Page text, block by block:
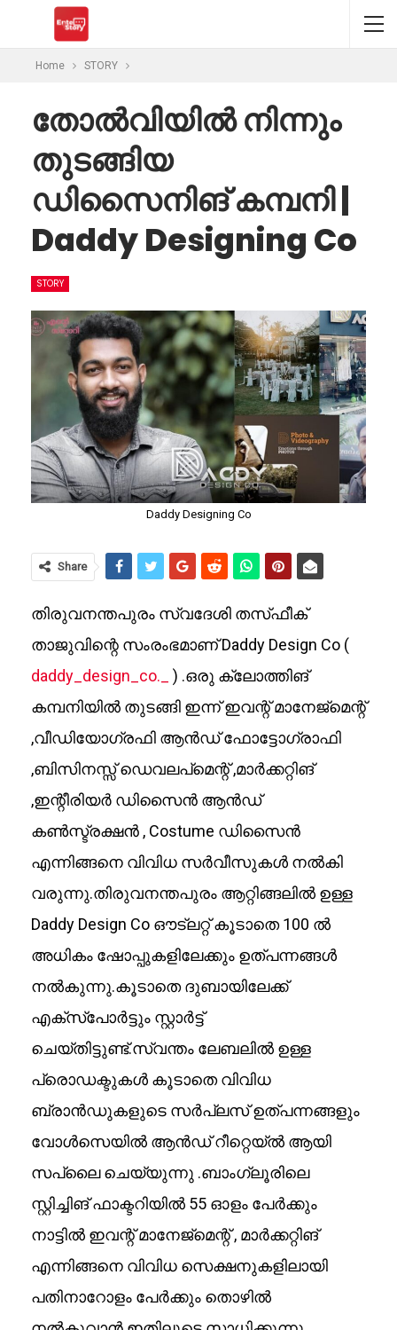
Home STORY
തോൽ‌വിയിൽ നിന്നും
തുടങ്ങിയ
ഡിസൈനിങ് കമ്പനി |
Daddy Designing Co
STORY
Daddy Designing Co
Share
തിരുവനന്തപുരം സ്വദേശി തസ്‌ഫീക്
താജുവിന്റെ സംരംഭമാണ് Daddy Design Co (
daddy_design_co._
) .ഒരു ക്ലോത്തിങ്
കമ്പനിയിൽ തുടങ്ങി ഇന്ന് ഇവന്റ് മാനേജ്‌മെന്റ്
,വീഡിയോഗ്രഫി ആൻഡ് ഫോട്ടോഗ്രാഫി
,ബിസിനസ്സ് ഡെവലപ്മെന്റ് ,മാർക്കറ്റിങ്
,ഇന്റീരിയർ ഡിസൈൻ ആൻഡ്
കൺസ്ട്രക്ഷൻ , Costume ഡിസൈൻ
എന്നിങ്ങനെ വിവിധ സർവീസുകൾ നൽകി
വരുന്നു.തിരുവനന്തപുരം ആറ്റിങ്ങലിൽ ഉള്ള
Daddy Design Co ഔട്ലറ്റ് കൂടാതെ 100 ൽ
അധികം ഷോപ്പുകളിലേക്കും ഉത്പന്നങ്ങൾ
നൽകുന്നു.കൂടാതെ ദുബായിലേക്ക്
എക്സ്പോർട്ടും സ്റ്റാർട്ട്
ചെയ്തിട്ടുണ്ട്.സ്വന്തം ലേബലിൽ ഉള്ള
പ്രൊഡക്ടുകൾ കൂടാതെ വിവിധ
ബ്രാൻഡുകളുടെ സർപ്ലസ് ഉത്പന്നങ്ങളും
വോൾസെയിൽ ആൻഡ് റീറ്റെയ്ൽ ആയി
സപ്ലൈ ചെയ്യുന്നു .ബാംഗ്ലൂരിലെ
സ്റ്റിച്ചിങ് ഫാക്ടറിയിൽ 55 ഓളം പേർക്കും
നാട്ടിൽ ഇവന്റ് മാനേജ്‌മെന്റ് , മാർക്കറ്റിങ്
എന്നിങ്ങനെ വിവിധ സെക്ഷനുകളിലായി
പതിനാറോളം പേർക്കും തൊഴിൽ